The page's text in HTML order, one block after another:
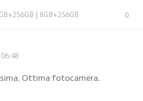
8GB+256GB 0
Ottima fotocamera.